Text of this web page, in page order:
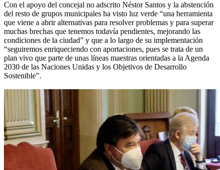
Con el apoyo del concejal no adscrito Néstor Santos y la abstención
del resto de grupos municipales ha visto luz verde “una herramienta
que viene a abrir alternativas para resolver problemas y para superar
muchas brechas que tenemos todavía pendientes, mejorando las
condiciones de la ciudad” y que a lo largo de su implementación
“seguiremos enriqueciendo con aportaciones, pues se trata de un
plan vivo que parte de unas líneas maestras orientadas a la Agenda
2030 de las Naciones Unidas y los Objetivos de Desarrollo
Sostenible”.